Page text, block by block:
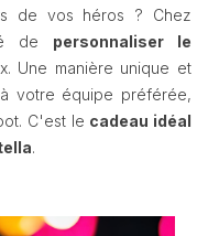
de vos héros ? Chez
de personnaliser le
Une manière unique et
votre équipe préférée,
C'est le cadeau idéal
.